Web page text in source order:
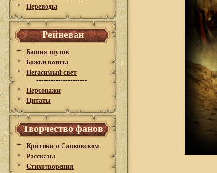
Переводы
Рейневан
Башня шутов
Божьи воины
Негасимый свет
---------------------
Персонажи
Цитаты
Творчество фанов
Критики о Сапковском
Рассказы
Стихотворения